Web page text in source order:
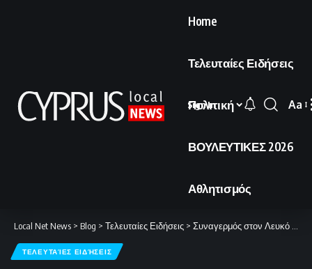
Home
Τελευταίες Ειδήσεις
Πολιτική
ΒΟΥΛΕΥΤΙΚΕΣ 2026
Αθλητισμός
Sign In
Font
Aa
Local Net News > Blog > Τελευταίες Ειδήσεις > Συναγερμός στον Λευκό Οίκο μετά από αναφορές για πυροβολισμούς
ΤΕΛΕΥΤΑΊΕΣ ΕΙΔΉΣΕΙΣ